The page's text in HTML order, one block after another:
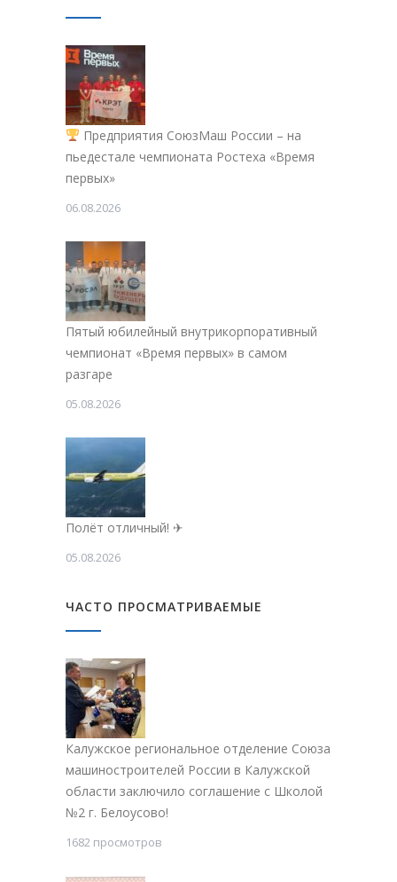
Предприятия СоюзМаш России – на
пьедестале чемпионата Ростеха «Время
первых»
06.08.2026
Пятый юбилейный внутрикорпоративный
чемпионат «Время первых» в самом
разгаре
05.08.2026
Полёт отличный! ✈
05.08.2026
ЧАСТО ПРОСМАТРИВАЕМЫЕ
Калужское региональное отделение Союза
машиностроителей России в Калужской
области заключило соглашение с Школой
№2 г. Белоусово!
1682 просмотров